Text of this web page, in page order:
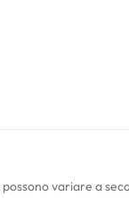
variare a